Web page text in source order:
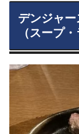
デンジャ
（スープ